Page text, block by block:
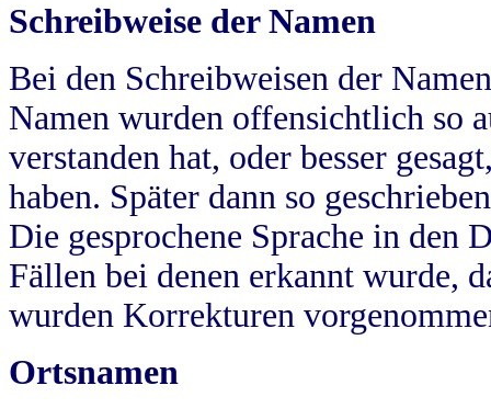
Schreibweise der Namen
Bei den Schreibweisen der
Namen wurden offensichtlich so
verstanden hat, oder besser
haben. Später dann so
Die gesprochene Sprache in
Fällen bei denen erkannt wurde,
wurden Korrekturen
Ortsnamen